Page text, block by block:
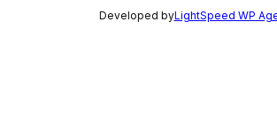
Developed byLightSpeed WP